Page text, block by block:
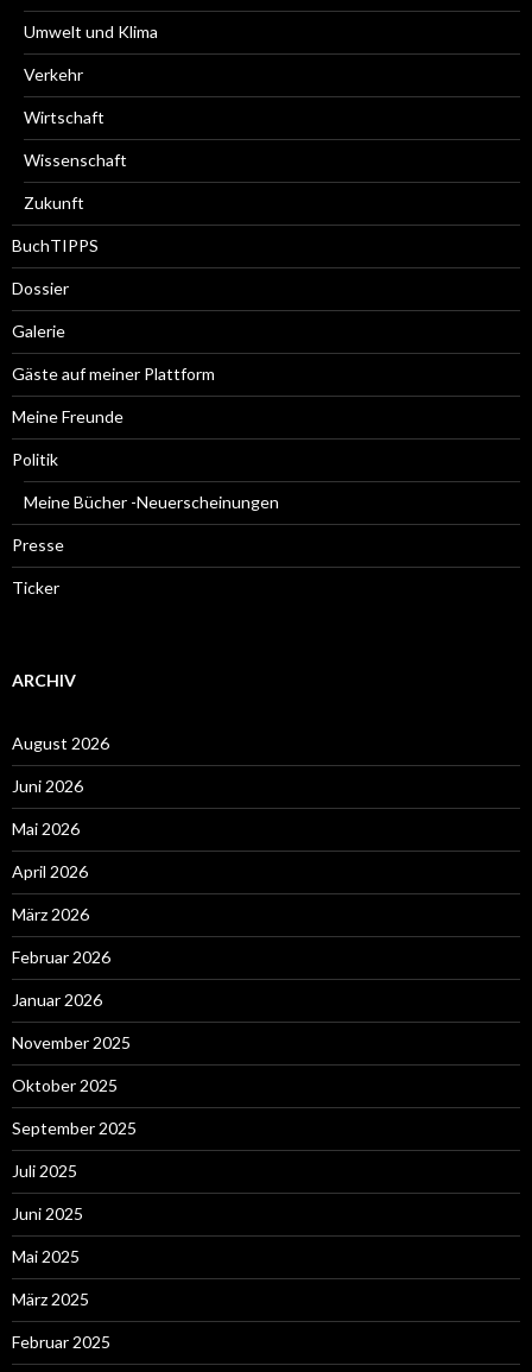
Umwelt und Klima
Verkehr
Wirtschaft
Wissenschaft
Zukunft
BuchTIPPS
Dossier
Galerie
Gäste auf meiner Plattform
Meine Freunde
Politik
Meine Bücher -Neuerscheinungen
Presse
Ticker
ARCHIV
August 2026
Juni 2026
Mai 2026
April 2026
März 2026
Februar 2026
Januar 2026
November 2025
Oktober 2025
September 2025
Juli 2025
Juni 2025
Mai 2025
März 2025
Februar 2025